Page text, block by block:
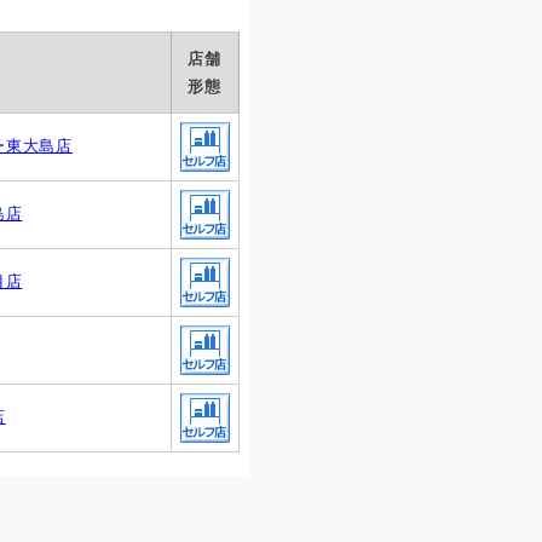
店舗
形態
東大島店
店
店